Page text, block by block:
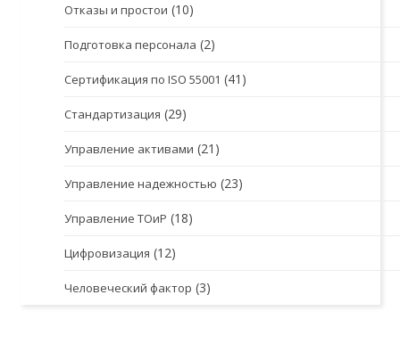
Отказы и простои (10)
Подготовка персонала (2)
Сертификация по ISO 55001 (41)
Стандартизация (29)
Управление активами (21)
Управление надежностью (23)
Управление ТОиР (18)
Цифровизация (12)
Человеческий фактор (3)